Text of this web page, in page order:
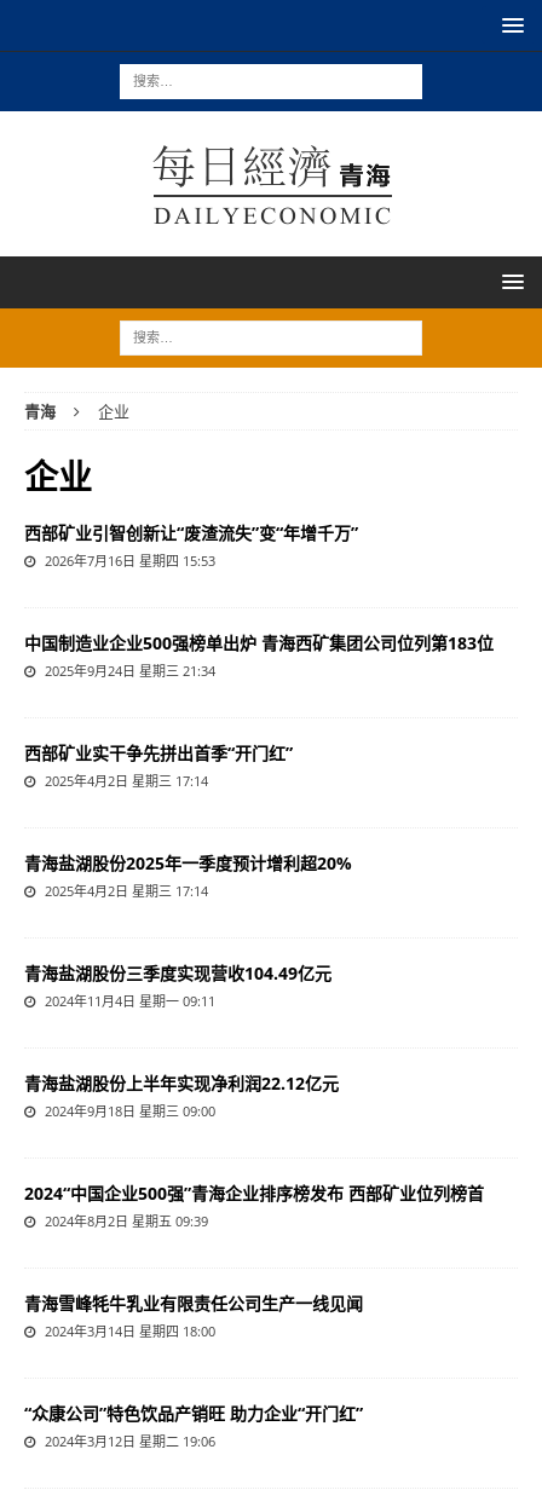
青海 企业
企业
西部矿业引智创新让“废渣流失”变“年增千万”
2026年7月16日 星期四 15:53
中国制造业企业500强榜单出炉 青海西矿集团公司位列第183位
2025年9月24日 星期三 21:34
西部矿业实干争先拼出首季“开门红”
2025年4月2日 星期三 17:14
青海盐湖股份2025年一季度预计增利超20%
2025年4月2日 星期三 17:14
青海盐湖股份三季度实现营收104.49亿元
2024年11月4日 星期一 09:11
青海盐湖股份上半年实现净利润22.12亿元
2024年9月18日 星期三 09:00
2024“中国企业500强”青海企业排序榜发布 西部矿业位列榜首
2024年8月2日 星期五 09:39
青海雪峰牦牛乳业有限责任公司生产一线见闻
2024年3月14日 星期四 18:00
“众康公司”特色饮品产销旺 助力企业“开门红”
2024年3月12日 星期二 19:06